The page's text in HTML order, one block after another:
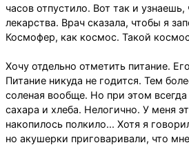
часов отпустило. Вот так и узнаешь,
лекарства. Врач сказала, чтобы я
Космофер, как космос. Такой
Хочу отдельно отметить питание.
Питание никуда не годится. Тем
соленая вообще. Но при этом
сахара и хлеба. Нелогично. У меня
накопилось полкило... Хотя я
но акушерки приговаривали, что